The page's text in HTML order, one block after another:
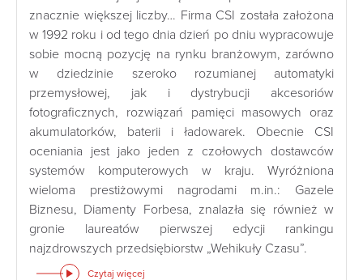
znacznie większej liczby… Firma CSI została założona
w 1992 roku i od tego dnia dzień po dniu wypracowuje
sobie mocną pozycję na rynku branżowym, zarówno
w dziedzinie szeroko rozumianej automatyki
przemysłowej, jak i dystrybucji akcesoriów
fotograficznych, rozwiązań pamięci masowych oraz
akumulatorków, baterii i ładowarek. Obecnie CSI
oceniania jest jako jeden z czołowych dostawców
systemów komputerowych w kraju. Wyróżniona
wieloma prestiżowymi nagrodami m.in.: Gazele
Biznesu, Diamenty Forbesa, znalazła się również w
gronie laureatów pierwszej edycji rankingu
najzdrowszych przedsiębiorstw „Wehikuły Czasu”.
Czytaj więcej